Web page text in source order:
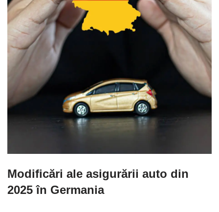
Modificări ale asigurării auto din
2025 în Germania